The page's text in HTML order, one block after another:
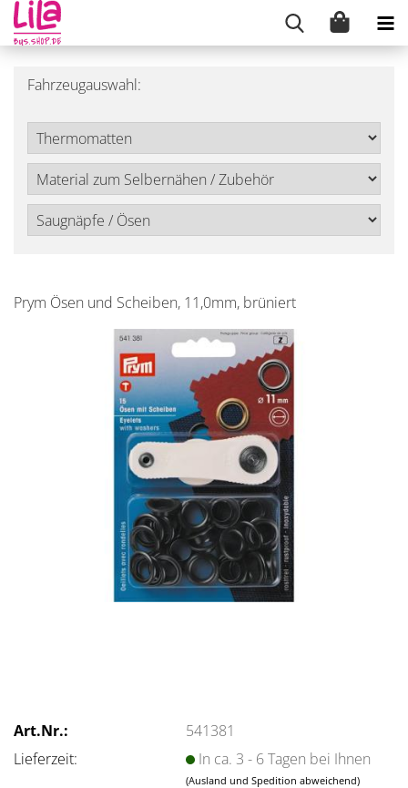
Fahrzeugauswahl:
Prym Ösen und Scheiben, 11,0mm, brüniert
Art.Nr.:
541381
Lieferzeit:
In ca. 3 - 6 Tagen bei Ihnen
(Ausland und Spedition abweichend)